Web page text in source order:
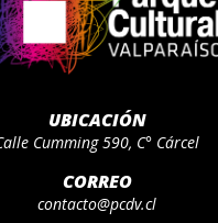
UBICACIÓN
Cumming 590, C° Cárcel
CORREO
contacto@pcdv.cl